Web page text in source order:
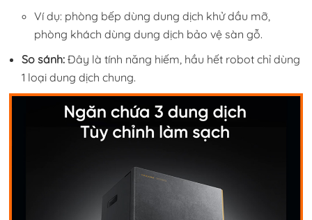
Ví dụ: phòng bếp dùng dung dịch khử dầu mỡ,
phòng khách dùng dung dịch bảo vệ sàn gỗ.
So sánh: Đây là tính năng hiếm, hầu hết robot chỉ dùng
1 loại dung dịch chung.